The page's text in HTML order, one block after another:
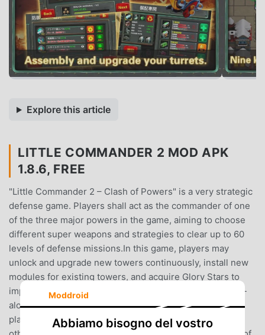
Explore this article
LITTLE COMMANDER 2 MOD APK
1.8.6, FREE
"Little Commander 2 – Clash of Powers" is a very strategic
defense game. Players shall act as the commander of one
of the three major powers in the game, aiming to choose
different super weapons and strategies to clear up to 60
levels of defense missions.In this game, players may
unlock and upgrade new towers continuously, install new
modules for existing towers, and acquire Glory Stars to
improve strategic points.This game supports both stand-
alone mode and network mode. In the network mode,
players can register for an account in order to challenge
Moddroid
Abbiamo bisogno del vostro